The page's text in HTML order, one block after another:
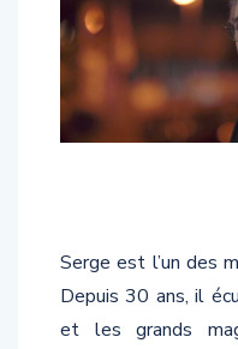
Serge est l’un des
Depuis 30 ans, il
et les grands